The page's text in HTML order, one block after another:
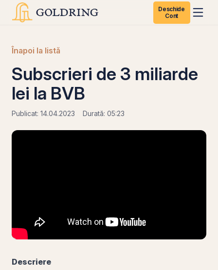
Deschide
Cont
Înapoi la listă
Subscrieri de 3 miliarde
lei la BVB
Publicat: 14.04.2023 Durată: 05:23
Descriere